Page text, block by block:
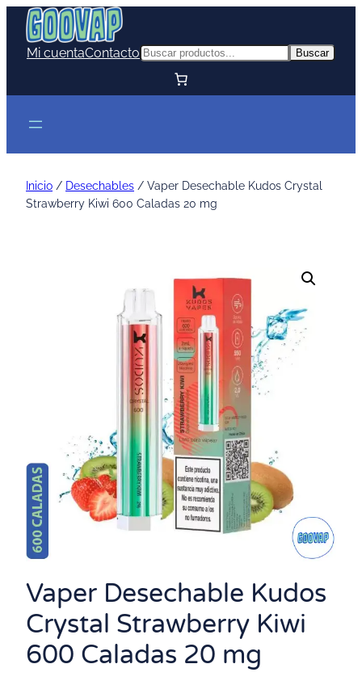
Mi cuentaContacto Buscar Buscar
Inicio / Desechables / Vaper Desechable Kudos Crystal
Strawberry Kiwi 600 Caladas 20 mg
Vaper Desechable Kudos
Crystal Strawberry Kiwi
600 Caladas 20 mg